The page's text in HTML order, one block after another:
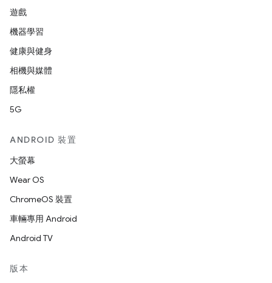
遊戲
機器學習
健康與健身
相機與媒體
隱私權
5G
ANDROID 裝置
大螢幕
Wear OS
ChromeOS 裝置
車輛專用 Android
Android TV
版本